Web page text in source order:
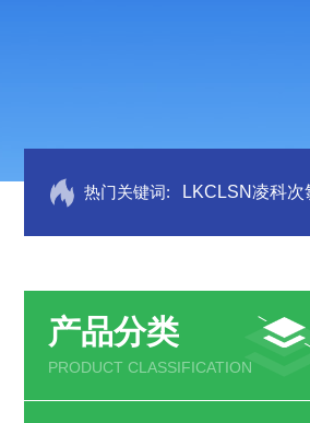
热门关键词: LKCLSN凌科
产品分类
PRODUCT CLASSIFICATION